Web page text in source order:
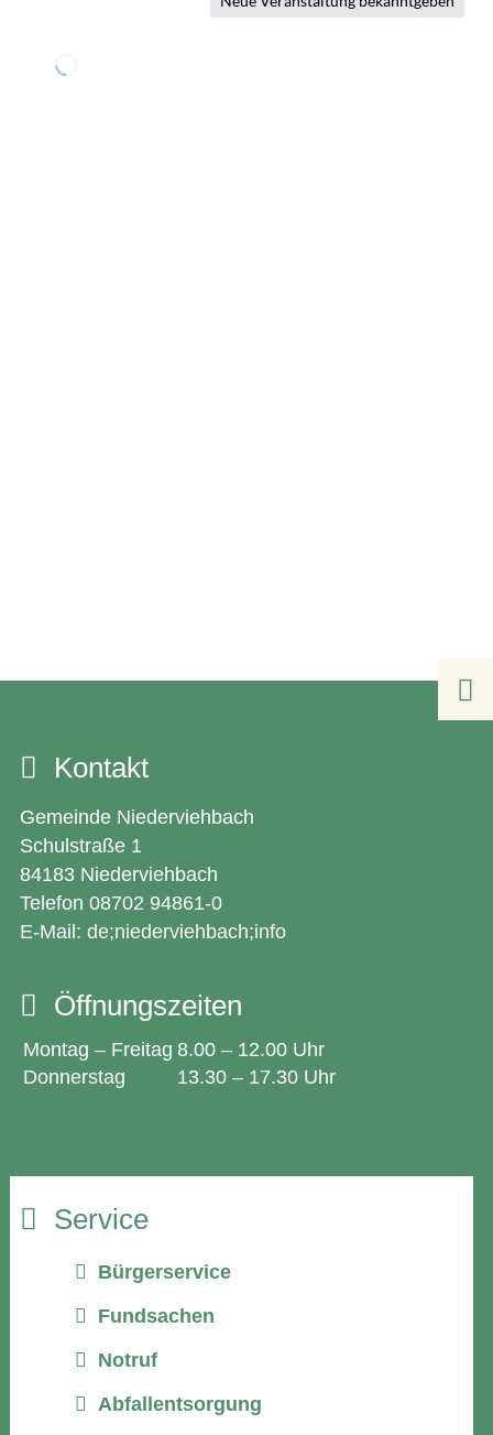
Kontakt
Gemeinde Niederviehbach
Schulstraße 1
84183 Niederviehbach
Telefon 08702 94861-0
E-Mail: de;niederviehbach;info
Öffnungszeiten
Montag – Freitag 8.00 – 12.00 Uhr
Donnerstag
13.30 – 17.30 Uhr
Service
Bürgerservice
Fundsachen
Notruf
Abfallentsorgung
